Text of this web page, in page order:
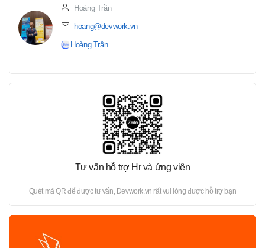
Hoàng Trần
hoang@devwork.vn
Hoàng Trần
Tư vấn hỗ trợ Hr và ứng viên
Quét mã QR để được tư vấn, Devwork.vn rất vui lòng được hỗ trợ bạn